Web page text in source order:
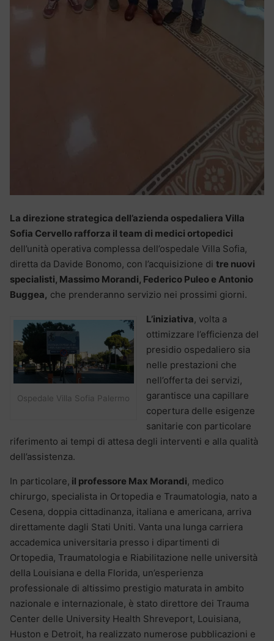
La direzione strategica dell’azienda ospedaliera Villa
Sofia Cervello rafforza il team di medici ortopedici
dell’unità operativa complessa dell’ospedale Villa Sofia,
diretta da Davide Bonomo, con l’acquisizione di tre nuovi
specialisti, Massimo Morandi, Federico Puleo e Antonio
Buggea, che prenderanno servizio nei prossimi giorni.
Ospedale Villa Sofia Palermo
L’iniziativa, volta a
ottimizzare l’efficienza del
presidio ospedaliero sia
nelle prestazioni che
nell’offerta dei servizi,
garantisce una capillare
copertura delle esigenze
sanitarie con particolare
riferimento ai tempi di attesa degli interventi e alla qualità
dell’assistenza.
In particolare, il professore Max Morandi, medico
chirurgo, specialista in Ortopedia e Traumatologia, nato a
Cesena, doppia cittadinanza, italiana e americana, arriva
direttamente dagli Stati Uniti. Vanta una lunga carriera
accademica universitaria presso i dipartimenti di
Ortopedia, Traumatologia e Riabilitazione nelle università
della Louisiana e della Florida, un’esperienza
professionale di altissimo prestigio maturata in ambito
nazionale e internazionale, è stato direttore dei Trauma
Center delle University Health Shreveport, Louisiana,
Huston e Detroit, ha realizzato numerose pubblicazioni e